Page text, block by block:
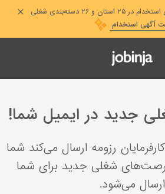
و ۲۶ دسته‌بندی شغلی
آگهی استخدام
جدید در ایمیل شما!
رزومه ارسال می‌کند شما
شغلی جدید برای شما
ارسال می‌شود.